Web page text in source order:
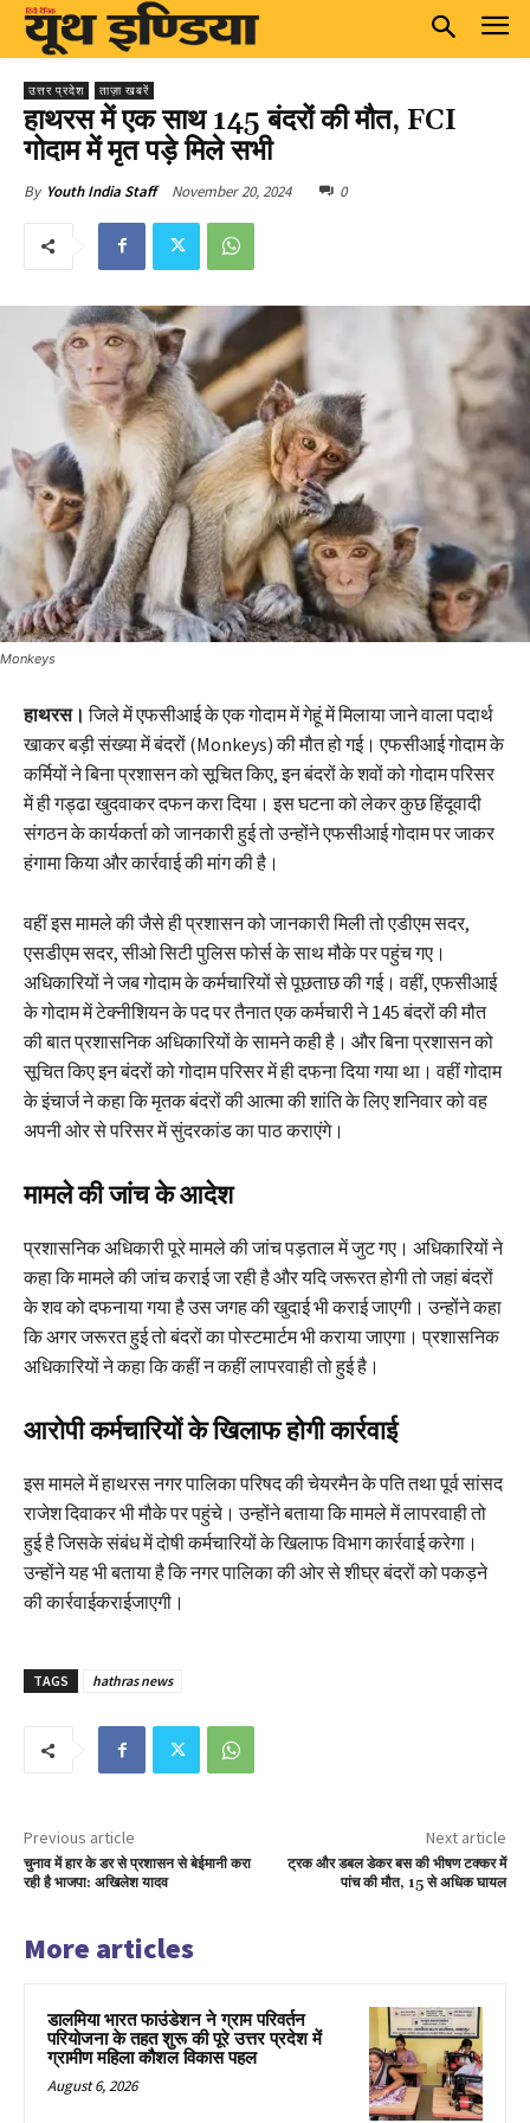
उत्तर प्रदेश ताज़ा खबरें
हाथरस में एक साथ 145 बंदरों की मौत, FCI
गोदाम में मृत पड़े मिले सभी
By Youth India Staff November 20, 2024 0
Monkeys
हाथरस। जिले में एफसीआई के एक गोदाम में गेहूं में मिलाया जाने वाला पदार्थ
खाकर बड़ी संख्या में बंदरों (Monkeys) की मौत हो गई। एफसीआई गोदाम के
कर्मियों ने बिना प्रशासन को सूचित किए, इन बंदरों के शवों को गोदाम परिसर
में ही गड्ढा खुदवाकर दफन करा दिया। इस घटना को लेकर कुछ हिंदूवादी
संगठन के कार्यकर्ता को जानकारी हुई तो उन्होंने एफसीआई गोदाम पर जाकर
हंगामा किया और कार्रवाई की मांग की है।
वहीं इस मामले की जैसे ही प्रशासन को जानकारी मिली तो एडीएम सदर,
एसडीएम सदर, सीओ सिटी पुलिस फोर्स के साथ मौके पर पहुंच गए।
अधिकारियों ने जब गोदाम के कर्मचारियों से पूछताछ की गई। वहीं, एफसीआई
के गोदाम में टेक्नीशियन के पद पर तैनात एक कर्मचारी ने 145 बंदरों की मौत
की बात प्रशासनिक अधिकारियों के सामने कही है। और बिना प्रशासन को
सूचित किए इन बंदरों को गोदाम परिसर में ही दफना दिया गया था। वहीं गोदाम
के इंचार्ज ने कहा कि मृतक बंदरों की आत्मा की शांति के लिए शनिवार को वह
अपनी ओर से परिसर में सुंदरकांड का पाठ कराएंगे।
मामले की जांच के आदेश
प्रशासनिक अधिकारी पूरे मामले की जांच पड़ताल में जुट गए। अधिकारियों ने
कहा कि मामले की जांच कराई जा रही है और यदि जरूरत होगी तो जहां बंदरों
के शव को दफनाया गया है उस जगह की खुदाई भी कराई जाएगी। उन्होंने कहा
कि अगर जरूरत हुई तो बंदरों का पोस्टमार्टम भी कराया जाएगा। प्रशासनिक
अधिकारियों ने कहा कि कहीं न कहीं लापरवाही तो हुई है।
आरोपी कर्मचारियों के खिलाफ होगी कार्रवाई
इस मामले में हाथरस नगर पालिका परिषद की चेयरमैन के पति तथा पूर्व सांसद
राजेश दिवाकर भी मौके पर पहुंचे। उन्होंने बताया कि मामले में लापरवाही तो
हुई है जिसके संबंध में दोषी कर्मचारियों के खिलाफ विभाग कार्रवाई करेगा।
उन्होंने यह भी बताया है कि नगर पालिका की ओर से शीघ्र बंदरों को पकड़ने
की कार्रवाईकराईजाएगी।
TAGS hathras news
Previous article
चुनाव में हार के डर से प्रशासन से बेईमानी करा
रही है भाजपा: अखिलेश यादव
Next article
ट्रक और डबल डेकर बस की भीषण टक्कर में
पांच की मौत, 15 से अधिक घायल
More articles
डालमिया भारत फाउंडेशन ने ग्राम परिवर्तन
परियोजना के तहत शुरू की पूरे उत्तर प्रदेश में
ग्रामीण महिला कौशल विकास पहल
August 6, 2026